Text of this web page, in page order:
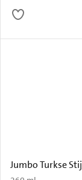
Jumbo Turkse